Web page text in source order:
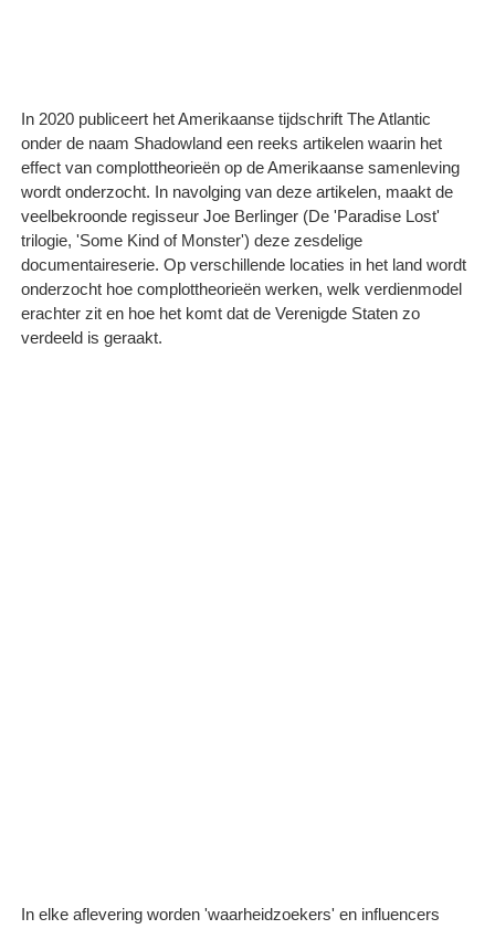
In 2020 publiceert het Amerikaanse tijdschrift The Atlantic
onder de naam Shadowland een reeks artikelen waarin het
effect van complottheorieën op de Amerikaanse samenleving
wordt onderzocht. In navolging van deze artikelen, maakt de
veelbekroonde regisseur Joe Berlinger (De 'Paradise Lost'
trilogie, 'Some Kind of Monster') deze zesdelige
documentaireserie. Op verschillende locaties in het land wordt
onderzocht hoe complottheorieën werken, welk verdienmodel
erachter zit en hoe het komt dat de Verenigde Staten zo
verdeeld is geraakt.
In elke aflevering worden 'waarheidzoekers' en influencers